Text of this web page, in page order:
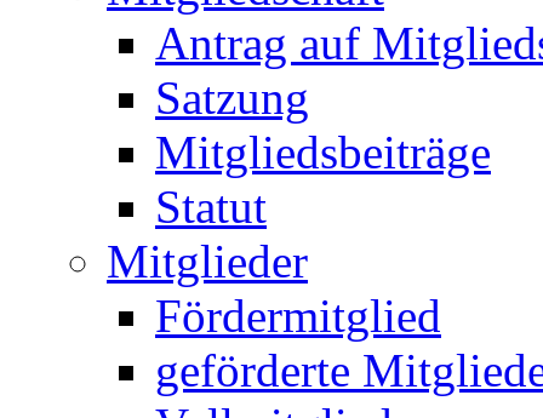
Antrag auf
Satzung
Mitgliedsbeiträge
Statut
Mitglieder
Fördermitglied
geförderte